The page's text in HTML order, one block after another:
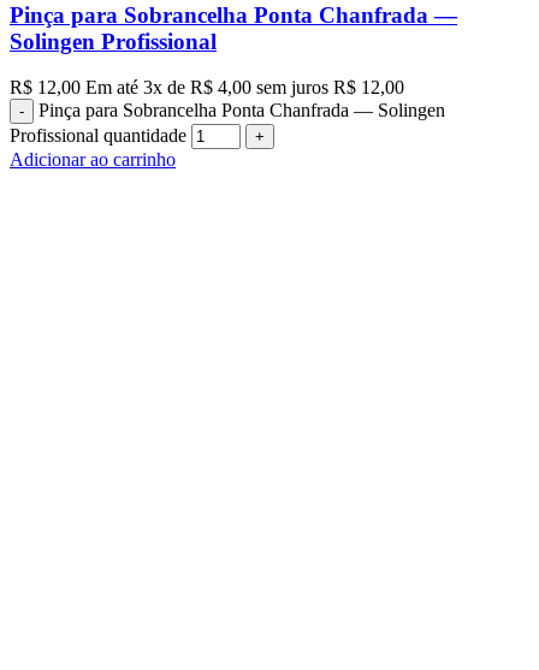
Pinça para Sobrancelha Ponta Chanfrada —
Solingen Profissional
R$ 12,00 Em até 3x de R$ 4,00 sem juros R$ 12,00
Pinça para Sobrancelha Ponta Chanfrada — Solingen
Profissional quantidade
Adicionar ao carrinho